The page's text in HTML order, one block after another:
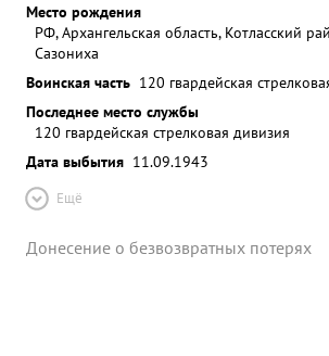
Место рождения
РФ, Архангельская область, Котласский
Сазониха
Воинская часть 120 гвардейская
Последнее место службы
120 гвардейская стрелковая дивизия
Дата выбытия 11.09.1943
Ещё
Донесение о безвозвратных потерях